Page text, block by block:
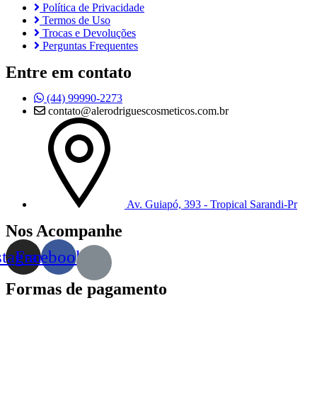
Política de Privacidade
Termos de Uso
Trocas e Devoluções
Perguntas Frequentes
Entre em contato
(44) 99990-2273
contato@alerodriguescosmeticos.com.br
Av. Guiapó, 393 - Tropical Sarandi-Pr
Nos Acompanhe
Facebook
Formas de pagamento